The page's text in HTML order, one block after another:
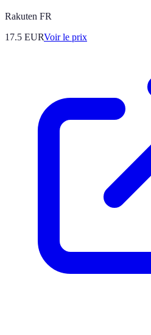
Rakuten FR
17.5 EURVoir le prix